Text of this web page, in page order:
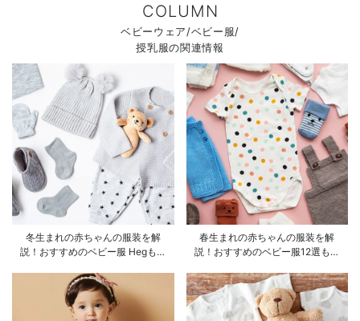
COLUMN
ベビーウェア/ベビー服/
授乳服の関連情報
冬生まれの赤ちゃんの服装を解
説！おすすめのベビー服 Hegもご
春生まれの赤ちゃんの服装を解
説！おすすめのベビー服12選も合